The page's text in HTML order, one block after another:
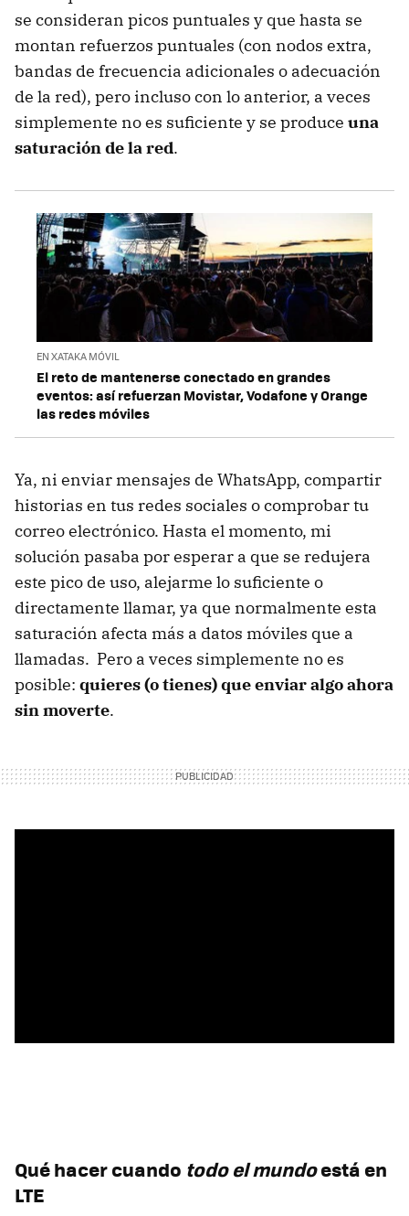
se consideran picos puntuales y que hasta se
montan refuerzos puntuales (con nodos extra,
bandas de frecuencia adicionales o adecuación
de la red), pero incluso con lo anterior, a veces
simplemente no es suficiente y se produce una
saturación de la red.
EN XATAKA MÓVIL
El reto de mantenerse conectado en grandes
eventos: así refuerzan Movistar, Vodafone y Orange
las redes móviles
Ya, ni enviar mensajes de WhatsApp, compartir
historias en tus redes sociales o comprobar tu
correo electrónico. Hasta el momento, mi
solución pasaba por esperar a que se redujera
este pico de uso, alejarme lo suficiente o
directamente llamar, ya que normalmente esta
saturación afecta más a datos móviles que a
llamadas. Pero a veces simplemente no es
posible: quieres (o tienes) que enviar algo ahora
sin moverte.
Qué hacer cuando todo el mundoestá en
LTE